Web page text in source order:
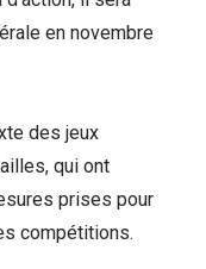
en novembre
des jeux
qui ont
prises pour
compétitions.